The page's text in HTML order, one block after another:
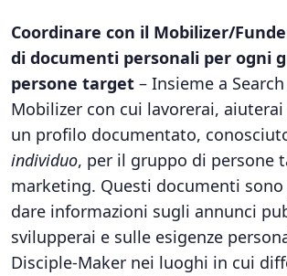
Coordinare con il Mobilizer/
di documenti personali per ogni
persone target – Insieme a
Mobilizer con cui lavorerai,
un profilo documentato,
individuo, per il gruppo di persone
marketing. Questi documenti
dare informazioni sugli annunci
svilupperai e sulle esigenze
Disciple-Maker nei luoghi in cui